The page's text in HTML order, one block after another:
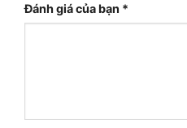
Đánh giá của bạn *